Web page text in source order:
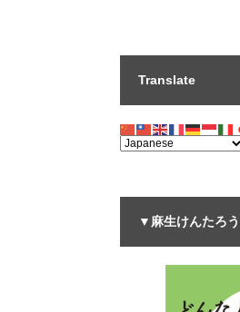
Translate
▼麻生けんたろ